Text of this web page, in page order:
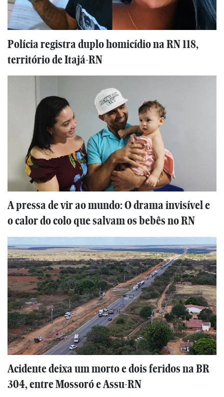
Polícia registra duplo homicídio na RN 118,
território de Itajá-RN
A pressa de vir ao mundo: O drama invisível e
o calor do colo que salvam os bebês no RN
Acidente deixa um morto e dois feridos na BR
304, entre Mossoró e Assu-RN